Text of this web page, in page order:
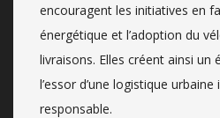
encouragent les initiatives en
énergétique et l’adoption du
livraisons. Elles créent ainsi un
l’essor d’une logistique
responsable.